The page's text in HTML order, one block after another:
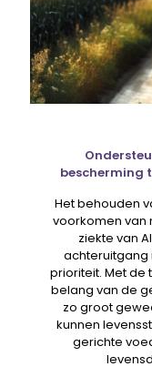
bescherming
Het behouden
voorkomen van
ziekte van
achteruitgang
prioriteit. Met de
belang van de
zo groot
kunnen
gerichte